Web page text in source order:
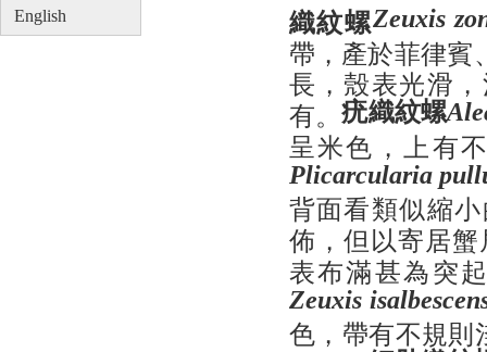
織紋螺Zeuxis
帶，產於菲律賓
長，殼表光滑
有。疣織紋螺
呈米色，上有
Plicarcularia
背面看類似縮
佈，但以寄居蟹
表布滿甚為突
Zeuxis
色，帶有不規則
English